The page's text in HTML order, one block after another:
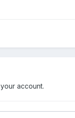
account.